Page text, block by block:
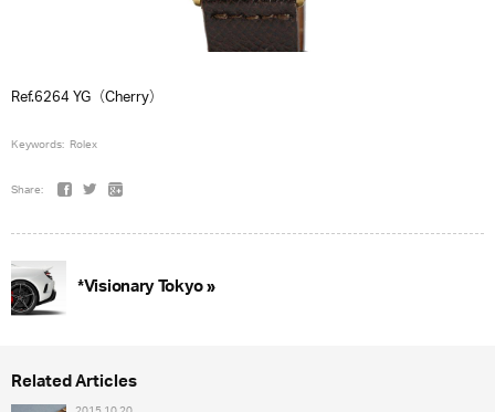
Ref.6264 YG（Cherry）
Keywords: Rolex
Share:
*Visionary Tokyo »
Related Articles